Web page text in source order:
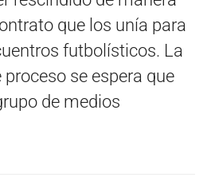
que los unía para
futbolísticos. La
se espera que
de medios